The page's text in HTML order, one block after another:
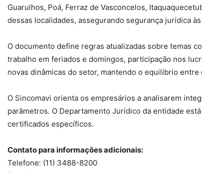
Guarulhos, Poá, Ferraz de Vasconcelos,
dessas localidades, assegurando segurança jurídica
O documento define regras atualizadas sobre temas
trabalho em feriados e domingos, participação nos
novas dinâmicas do setor, mantendo o equilíbrio
O Sincomavi orienta os empresários a analisarem
parâmetros. O Departamento Jurídico da entidade
certificados específicos.
Contato para informações adicionais:
Telefone: (11) 3488-8200